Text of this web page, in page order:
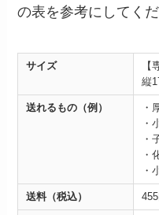
の表を参考にしてくだ
サイズ
【
縦
送れるもの（例）
・
・
・
・
・
送料（税込）